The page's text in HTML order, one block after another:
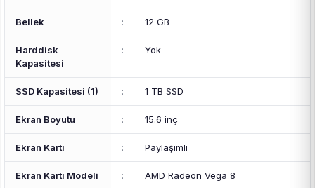
Bellek : 12 GB
Harddisk
Kapasitesi
: Yok
SSD Kapasitesi (1) : 1 TB SSD
Ekran Boyutu : 15.6 inç
Ekran Kartı : Paylaşımlı
Ekran Kartı Modeli : AMD Radeon Vega 8